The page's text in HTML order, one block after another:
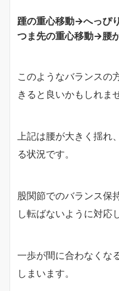
踵の重心移動→へっぴ
つま先の重心移動→腰
このようなバランスの
きると良いかもしれま
上記は腰が大きく揺れ
る状況です。
股関節でのバランス保
し転ばないように対応
一歩が間に合わなくな
しまいます。